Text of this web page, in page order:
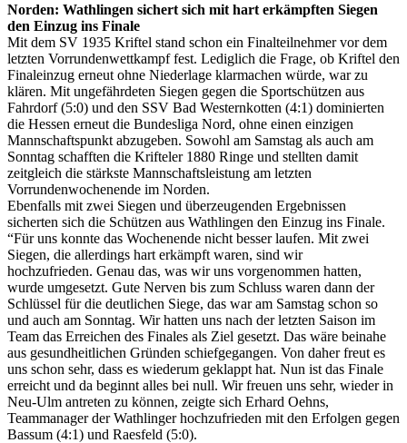
Norden: Wathlingen sichert sich mit hart erkämpften Siegen
den Einzug ins Finale
Mit dem SV 1935 Kriftel stand schon ein Finalteilnehmer vor dem
letzten Vorrundenwettkampf fest. Lediglich die Frage, ob Kriftel den
Finaleinzug erneut ohne Niederlage klarmachen würde, war zu
klären. Mit ungefährdeten Siegen gegen die Sportschützen aus
Fahrdorf (5:0) und den SSV Bad Westernkotten (4:1) dominierten
die Hessen erneut die Bundesliga Nord, ohne einen einzigen
Mannschaftspunkt abzugeben. Sowohl am Samstag als auch am
Sonntag schafften die Krifteler 1880 Ringe und stellten damit
zeitgleich die stärkste Mannschaftsleistung am letzten
Vorrundenwochenende im Norden.
Ebenfalls mit zwei Siegen und überzeugenden Ergebnissen
sicherten sich die Schützen aus Wathlingen den Einzug ins Finale.
“Für uns konnte das Wochenende nicht besser laufen. Mit zwei
Siegen, die allerdings hart erkämpft waren, sind wir
hochzufrieden. Genau das, was wir uns vorgenommen hatten,
wurde umgesetzt. Gute Nerven bis zum Schluss waren dann der
Schlüssel für die deutlichen Siege, das war am Samstag schon so
und auch am Sonntag. Wir hatten uns nach der letzten Saison im
Team das Erreichen des Finales als Ziel gesetzt. Das wäre beinahe
aus gesundheitlichen Gründen schiefgegangen. Von daher freut es
uns schon sehr, dass es wiederum geklappt hat. Nun ist das Finale
erreicht und da beginnt alles bei null. Wir freuen uns sehr, wieder in
Neu-Ulm antreten zu können, zeigte sich Erhard Oehns,
Teammanager der Wathlinger hochzufrieden mit den Erfolgen gegen
Bassum (4:1) und Raesfeld (5:0).